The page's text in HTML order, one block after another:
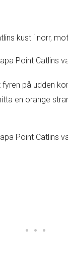
kust i norr,
fyren på udden
en orange